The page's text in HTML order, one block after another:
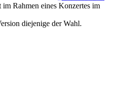
Rahmen eines Konzertes im
diejenige der Wahl.